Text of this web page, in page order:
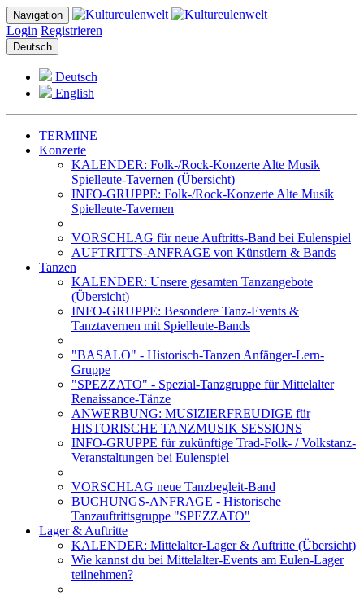
Navigation
Login Registrieren
Deutsch
Deutsch
English
TERMINE
Konzerte
KALENDER: Folk-/Rock-Konzerte Alte Musik
Spielleute-Tavernen (Übersicht)
INFO-GRUPPE: Folk-/Rock-Konzerte Alte Musik
Spielleute-Tavernen
VORSCHLAG für neue Auftritts-Band bei Eulenspiel
AUFTRITTS-ANFRAGE von Künstlern & Bands
Tanzen
KALENDER: Unsere gesamten Tanzangebote
(Übersicht)
INFO-GRUPPE: Besondere Tanz-Events &
Tanztavernen mit Spielleute-Bands
"BASALO" - Historisch-Tanzen Anfänger-Lern-
Gruppe
"SPEZZATO" - Spezial-Tanzgruppe für Mittelalter
Renaissance-Tänze
ANWERBUNG: MUSIZIERFREUDIGE für
HISTORISCHE TANZMUSIK SESSIONS
INFO-GRUPPE für zukünftige Trad-Folk- / Volkstanz-
Veranstaltungen bei Eulenspiel
VORSCHLAG neue Tanzbegleit-Band
BUCHUNGS-ANFRAGE - Historische
Tanzauftrittsgruppe "SPEZZATO"
Lager & Auftritte
KALENDER: Mittelalter-Lager & Auftritte (Übersicht)
Wie kannst du bei Mittelalter-Events am Eulen-Lager
teilnehmen?